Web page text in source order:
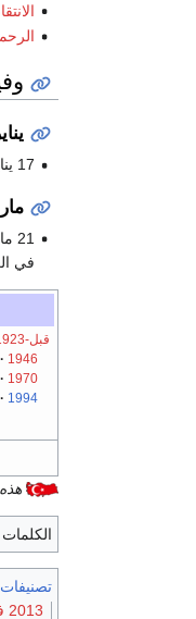
17 يناير –
21 مارس –
في
قبل-1923
1946
1970
1994
هذه
الكلمات
تصنيفات
2013 في أوروبا